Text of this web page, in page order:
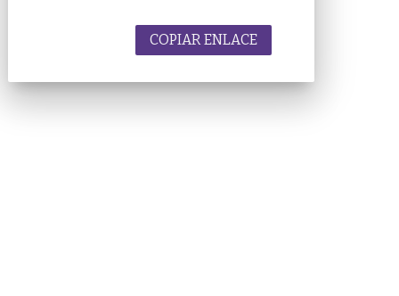
COPIAR ENLACE